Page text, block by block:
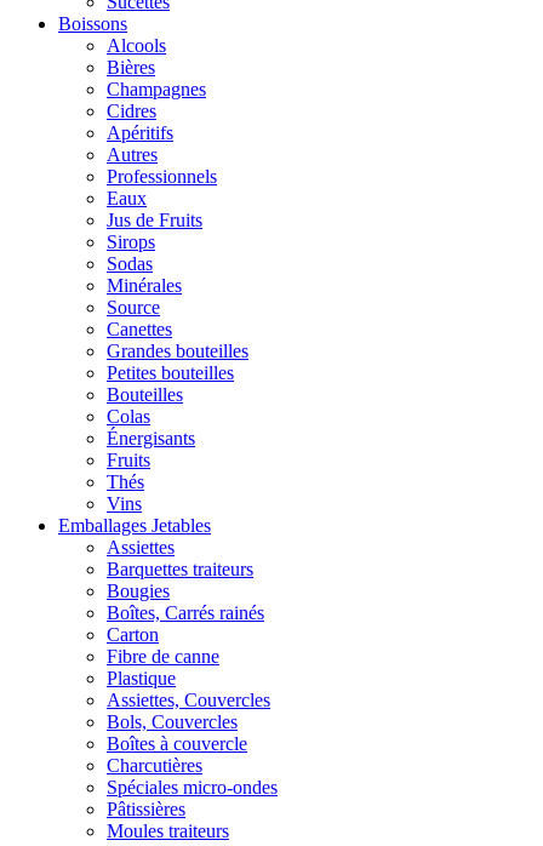
Boissons
Alcools
Bières
Champagnes
Cidres
Apéritifs
Autres
Professionnels
Eaux
Jus de Fruits
Sirops
Sodas
Minérales
Source
Canettes
Grandes bouteilles
Petites bouteilles
Bouteilles
Colas
Énergisants
Fruits
Thés
Vins
Emballages Jetables
Assiettes
Barquettes traiteurs
Bougies
Boîtes, Carrés rainés
Carton
Fibre de canne
Plastique
Assiettes, Couvercles
Bols, Couvercles
Boîtes à couvercle
Charcutières
Spéciales micro-ondes
Pâtissières
Moules traiteurs